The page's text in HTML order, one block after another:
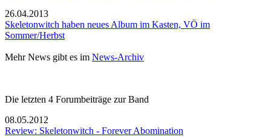
26.04.2013
Skeletonwitch haben neues Album im Kasten, VÖ im
Sommer/Herbst
Mehr News gibt es im News-Archiv
Die letzten 4 Forumbeiträge zur Band
08.05.2012
Review: Skeletonwitch - Forever Abomination